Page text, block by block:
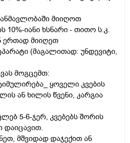
მიიღოთ
იანი ხსნარი - თითო ს.კ.
ერთად მიიღეთ
(მაგალითად: უნდევიტი,
მოგცემთ:
ყოველი კვების
ან ხილის წვენი, კარგია
5-6-ჯერ, კვებებს შორის
დაიცავით.
მშვიდად დაჯექით ან